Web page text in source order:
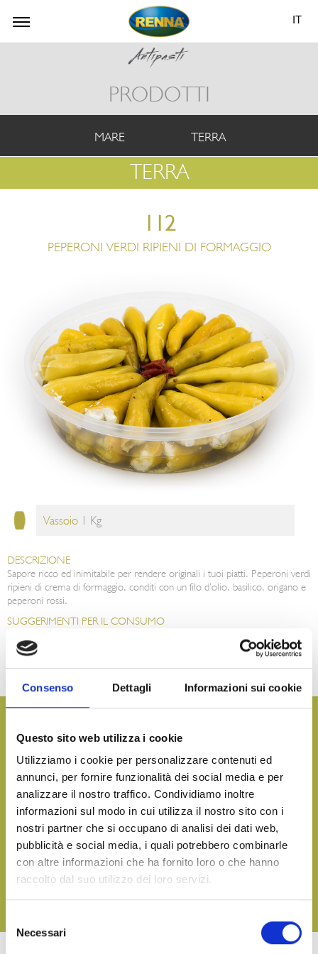
Consenso Dettagli Informazioni sui cookie
Questo sito web utilizza i cookie
Utilizziamo i cookie per personalizzare contenuti ed
annunci, per fornire funzionalità dei social media e per
analizzare il nostro traffico. Condividiamo inoltre
informazioni sul modo in cui utilizza il nostro sito con i
nostri partner che si occupano di analisi dei dati web,
pubblicità e social media, i quali potrebbero combinarle
con altre informazioni che ha fornito loro o che hanno
raccolto dal suo utilizzo dei loro servizi.
delNecessari
IT
PRODOTTI
MARE TERRA
TERRA
112
PEPERONI VERDI RIPIENI DI FORMAGGIO
Vassoio 1 Kg
DESCRIZIONE
Sapore ricco ed inimitabile per rendere originali i tuoi piatti. Peperoni verdi
ripieni di crema di formaggio, conditi con un filo d’olio, basilico, origano e
peperoni rossi.
SUGGERIMENTI PER IL CONSUMO
antipasto. Potrebbero rappresentare anche un’idea diversa al solito
catalogo prodotti?
CONTATTACI
Porta in tavola il sapore del mare, in qualsiasi occasione
SCARICA IL NOSTRO CATALOGO E SCOPRI TUTTE LE
NOSTRE DELIZIE